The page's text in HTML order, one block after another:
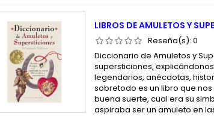
LIBROS DE AMULETOS Y
Reseña(s):0
Diccionario de Amuletos y
supersticiones,
legendarios, anécdotas,
sobretodo es un libro que
buena suerte, cual era su
aspiraba ser un amuleto en